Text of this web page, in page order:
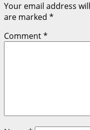
Your email address
are marked *
Comment*